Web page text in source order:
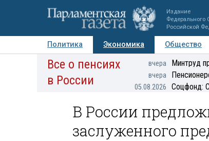
Издание
Федерального
Российской
Политика Экономика Общество
Авторы Персоны Мнения
Все о пенсиях
в России
вчера Минтруд
вчера
05.08.2026 Соцфонд:
В России
заслуженного